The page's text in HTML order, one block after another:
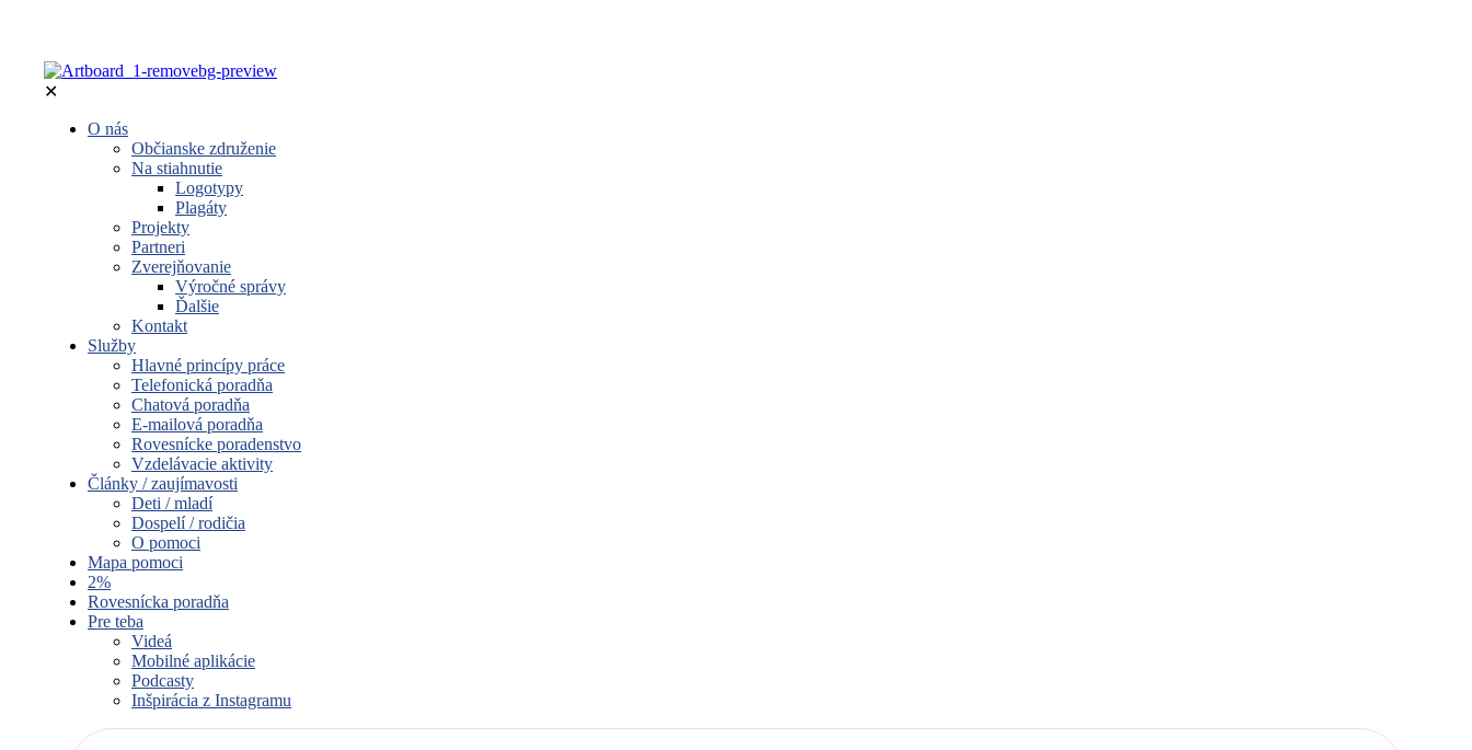
✕
O nás
Občianske združenie
Na stiahnutie
Logotypy
Plagáty
Projekty
Partneri
Zverejňovanie
Výročné správy
Ďalšie
Kontakt
Služby
Hlavné princípy práce
Telefonická poradňa
Chatová poradňa
E-mailová poradňa
Rovesnícke poradenstvo
Vzdelávacie aktivity
Články / zaujímavosti
Deti / mladí
Dospelí / rodičia
O pomoci
Mapa pomoci
2%
Rovesnícka poradňa
Pre teba
Videá
Mobilné aplikácie
Podcasty
Inšpirácia z Instagramu